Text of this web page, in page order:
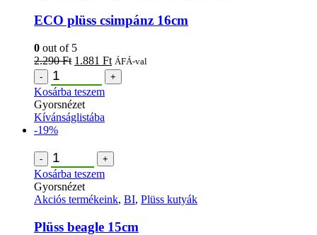
ECO plüss csimpánz 16cm
0 out of 5
2.290Ft 1.881 Ft ÁFÁ-val
-
+
Kosárba teszem
Gyorsnézet
Kívánságlistába
-19%
- +
Kosárba teszem
Gyorsnézet
Akciós termékeink, BI, Plüss kutyák
Plüss beagle 15cm